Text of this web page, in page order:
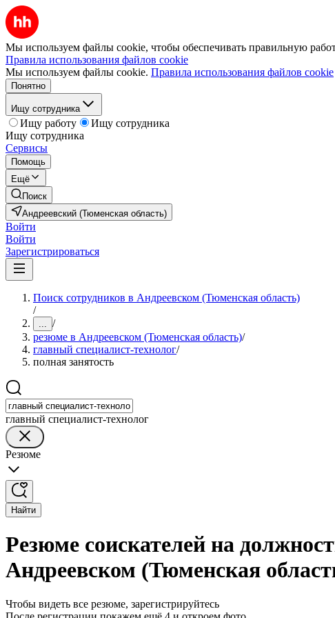
Мы используем файлы cookie, чтобы обеспечивать правильную
Правила использования файлов cookie
Мы используем файлы cookie. Правила использования файлов cookie
Понятно
Ищу сотрудника
Ищу работу
Ищу сотрудника
Ищу сотрудника
Сервисы
Помощь
Ещё
Поиск
Андреевский (Тюменская область)
Войти
Войти
Зарегистрироваться
Поиск сотрудников в Андреевском (Тюменская область)
/
... /
резюме в Андреевском (Тюменская область)/
главный специалист-технолог/
полная занятость
главный специалист-технолог
Резюме
Найти
Резюме соискателей на
Андреевском (Тюменская
Чтобы видеть все резюме, зарегистрируйтесь